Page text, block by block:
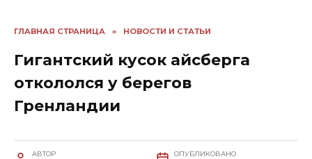
ГЛАВНАЯ СТРАНИЦА » НОВОСТИ И СТАТЬИ
Гигантский кусок айсберга
откололся у берегов
Гренландии
АВТОР ОПУБЛИКОВАНО